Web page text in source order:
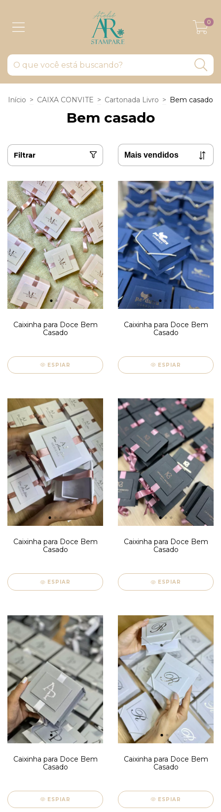
0
Início > CAIXA CONVITE > Cartonada Livro > Bem casado
Bem casado
Filtrar
Caixinha para Doce Bem
Casado
ESPIAR
Caixinha para Doce Bem
Casado
ESPIAR
Caixinha para Doce Bem
Casado
ESPIAR
Caixinha para Doce Bem
Casado
ESPIAR
Caixinha para Doce Bem
Casado
ESPIAR
Caixinha para Doce Bem
Casado
ESPIAR